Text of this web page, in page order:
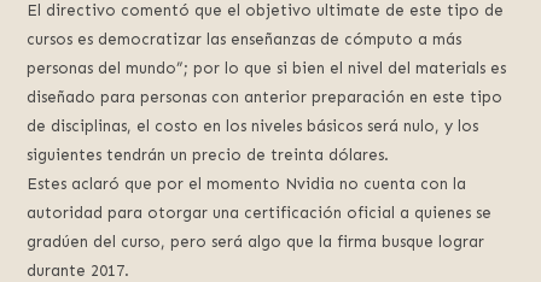
El directivo comentó que el objetivo ultimate de este tipo de
cursos es democratizar las enseñanzas de cómputo a más
personas del mundo”; por lo que si bien el nivel del materials es
diseñado para personas con anterior preparación en este tipo
de disciplinas, el costo en los niveles básicos será nulo, y los
siguientes tendrán un precio de treinta dólares.
Estes aclaró que por el momento Nvidia no cuenta con la
autoridad para otorgar una certificación oficial a quienes se
gradúen del curso, pero será algo que la firma busque lograr
durante 2017.